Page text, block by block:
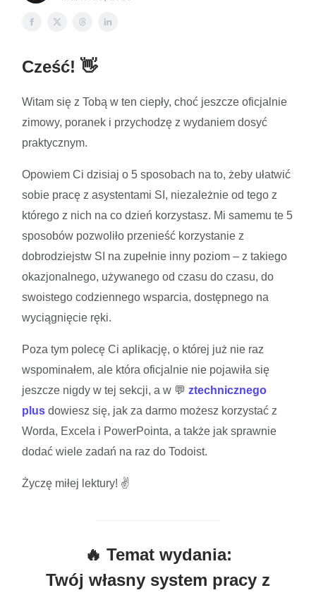
Cześć! 👋
Witam się z Tobą w ten ciepły, choć jeszcze oficjalnie
zimowy, poranek i przychodzę z wydaniem dosyć
praktycznym.
Opowiem Ci dzisiaj o 5 sposobach na to, żeby ułatwić
sobie pracę z asystentami SI, niezależnie od tego z
którego z nich na co dzień korzystasz. Mi samemu te 5
sposobów pozwoliło przenieść korzystanie z
dobrodziejstw SI na zupełnie inny poziom – z takiego
okazjonalnego, używanego od czasu do czasu, do
swoistego codziennego wsparcia, dostępnego na
wyciągnięcie ręki.
Poza tym polecę Ci aplikację, o której już nie raz
wspominałem, ale która oficjalnie nie pojawiła się
jeszcze nigdy w tej sekcji, a w 💬 ztechnicznego
plus dowiesz się, jak za darmo możesz korzystać z
Worda, Excela i PowerPointa, a także jak sprawnie
dodać wiele zadań na raz do Todoist.
Życzę miłej lektury! ✌️
🔥 Temat wydania:
Twój własny system pracy z